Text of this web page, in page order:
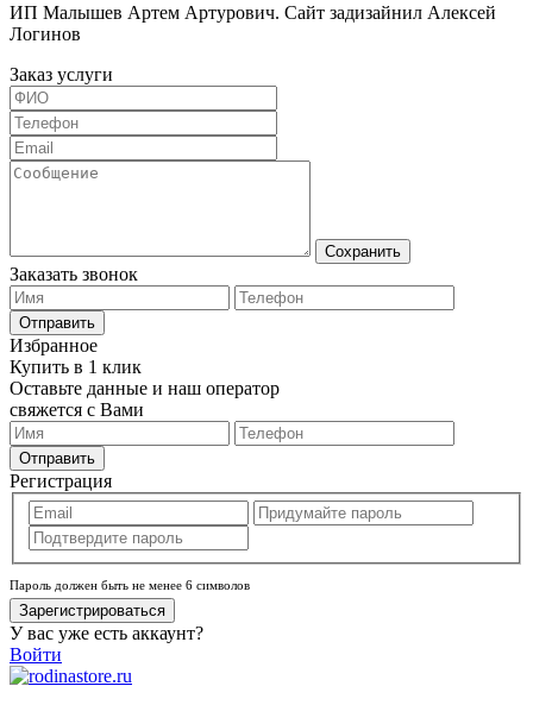
ИП Малышев Артем Артурович. Сайт задизайнил Алексей
Логинов
Заказ услуги
Сохранить
Заказать звонок
Отправить
Избранное
Купить в 1 клик
Оставьте данные и наш оператор
свяжется с Вами
Отправить
Регистрация
Пароль должен быть не менее 6 символов
Зарегистрироваться
У вас уже есть аккаунт?
Войти